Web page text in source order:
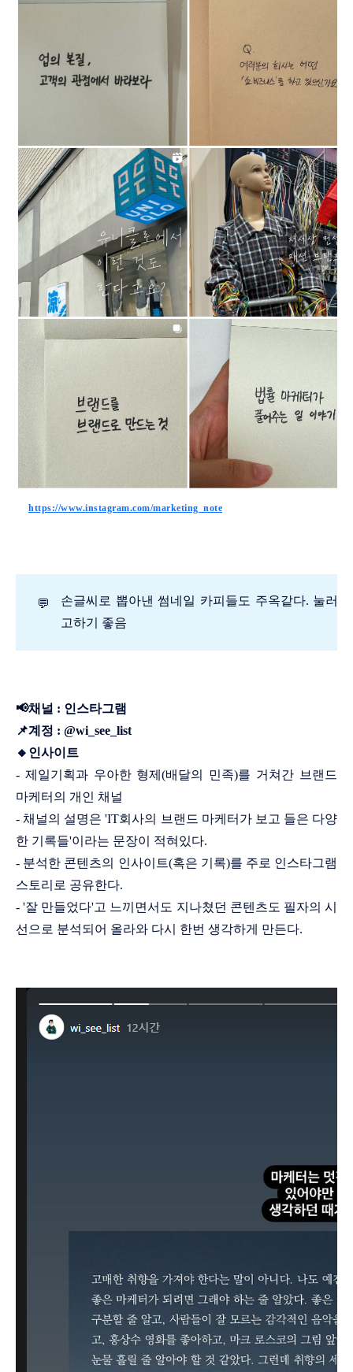
https://www.instagram.com/marketing_note
💬
손글씨로 뽑아낸 썸네일 카피들도 주옥같다. 눌러
고하기 좋음
📢채널 : 인스타그램
📌계정 : @wi_see_list
🔸인사이트
- 제일기획과 우아한 형제(배달의 민족)를 거쳐간 브랜드
마케터의 개인 채널
- 채널의 설명은 'IT회사의 브랜드 마케터가 보고 들은 다양
한 기록들'이라는 문장이 적혀있다.
- 분석한 콘텐츠의 인사이트(혹은 기록)를 주로 인스타그램
스토리로 공유한다.
- '잘 만들었다'고 느끼면서도 지나쳤던 콘텐츠도 필자의 시
선으로 분석되어 올라와 다시 한번 생각하게 만든다.